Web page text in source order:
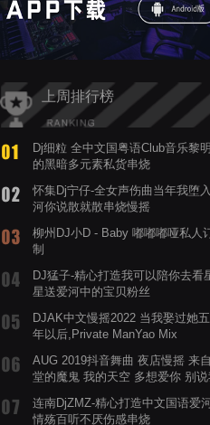
上周排行榜
Dj细粒 全中文国粤语Club音乐黎
的黑暗多元素私货串烧
怀集Dj宁仔-全女声伤曲当年我堕
河你说散就散串烧慢摇
柳州DJ小D - Baby 嘟嘟嘟哑私人
制
DJ猛子-精心打造我可以陪你去看
星送爱河中的宝贝粉丝
DJAK中文慢摇2022 当我娶过她
年以后,Private ManYao Mix
AUG 2019抖音舞曲 夜店慢摇 来
堂的魔鬼 我的天空 多想爱你 别
连南DjZMZ-精心打造中文国语爱
情殇百听不厌伤感串烧